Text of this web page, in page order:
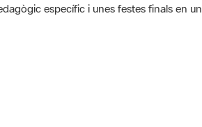
específic i unes festes finals en un